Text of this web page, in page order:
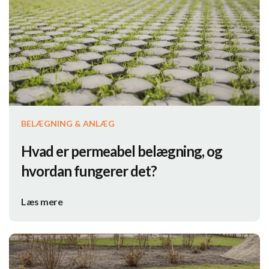
BELÆGNING & ANLÆG
Hvad er permeabel belægning, og
hvordan fungerer det?
Læs mere